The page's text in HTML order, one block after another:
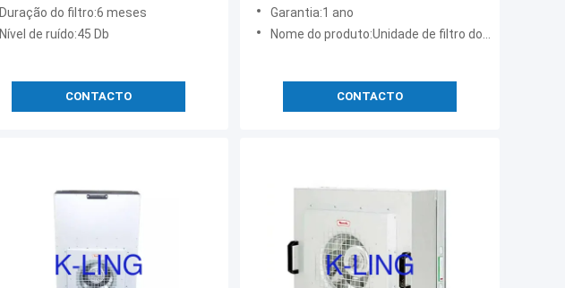
Duração do filtro:6 meses
Nível de ruído:45 Db
CONTACTO
Garantia:1 ano
Nome do produto:Unidade de filtro do fã
CONTACTO